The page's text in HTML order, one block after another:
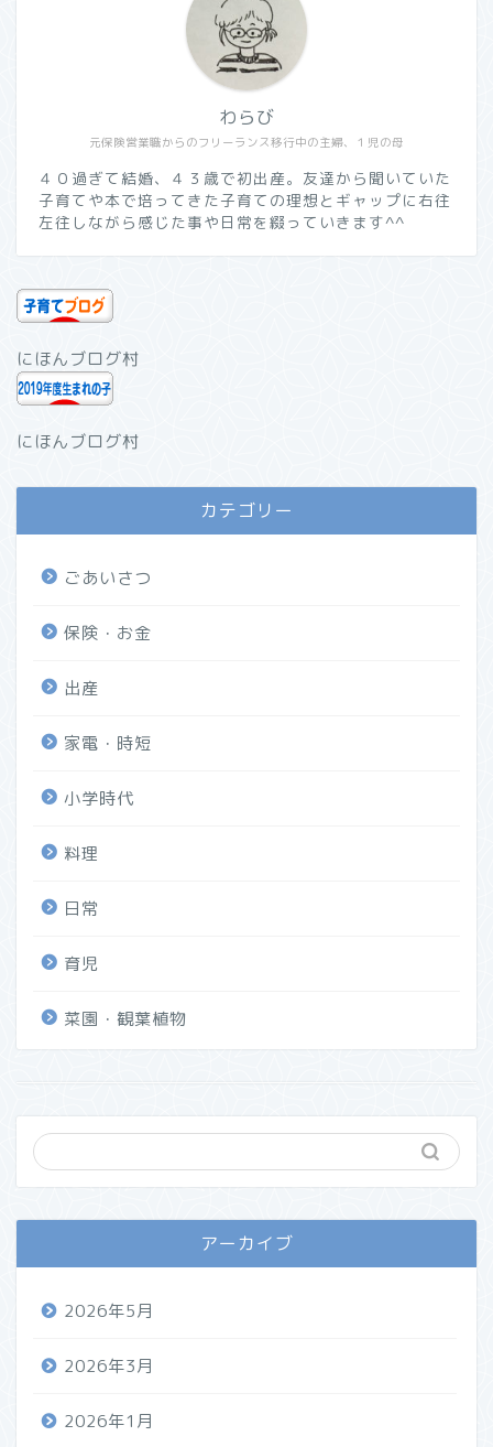
元保険営業職からのフリーランス移行中の主婦、１児の母
わらび
４０過ぎて結婚、４３歳で初出産。友達から聞いていた
子育てや本で培ってきた子育ての理想とギャップに右往
左往しながら感じた事や日常を綴っていきます^^
にほんブログ村
にほんブログ村
カテゴリー
ごあいさつ
保険・お金
出産
家電・時短
小学時代
料理
日常
育児
菜園・観葉植物
アーカイブ
2026年5月
2026年3月
2026年1月